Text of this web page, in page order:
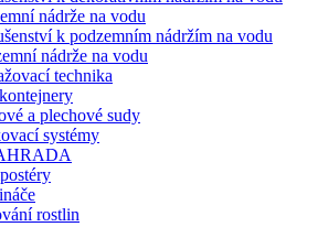
nádrže na vodu
k podzemním nádržím na vodu
nádrže na vodu
technika
a plechové sudy
systémy
rostlin